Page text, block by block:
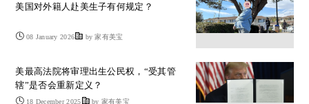
美国对外籍人赴美生子有何规定？
08 January 2026 by 家有美宝
美最高法院将审理出生公民权，“受其管
辖”是否会重新定义？
18 December 2025 by 家有美宝